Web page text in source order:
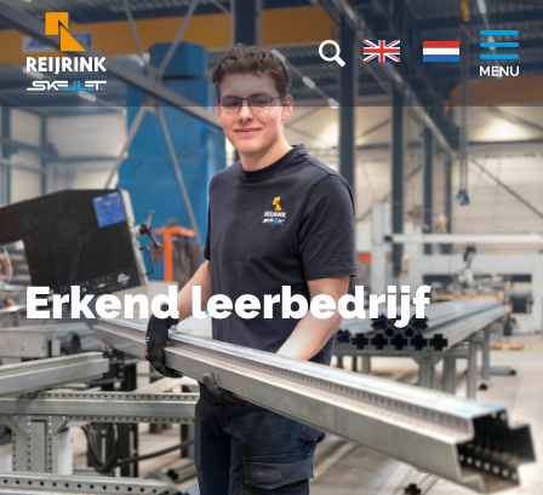
Erkend leerbedrijf